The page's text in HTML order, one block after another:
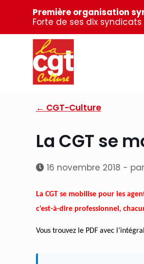
Première organisation
Forte de ses dix
← CGT-Culture
La CGT se
16 novembre 2018 - par
La CGT se mobilise pour les
c’est-à-dire professionnel,
Vous trouvez le PDF avec